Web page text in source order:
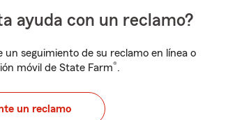
ayuda con un reclamo?
un seguimiento de su reclamo en línea o
móvil de State Farm®.
un reclamo